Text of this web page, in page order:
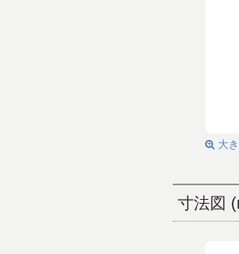
大
寸法図